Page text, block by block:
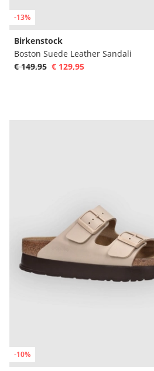
-13%
Birkenstock
Boston Suede Leather Sandali
€ 149,95 € 129,95
-10%